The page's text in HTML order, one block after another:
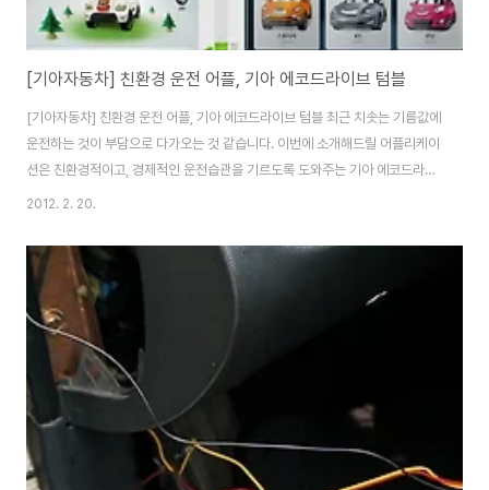
[기아자동차] 친환경 운전 어플, 기아 에코드라이브 텀블
[기아자동차] 친환경 운전 어플, 기아 에코드라이브 텀블 최근 치솟는 기름값에
운전하는 것이 부담으로 다가오는 것 같습니다. 이번에 소개해드릴 어플리케이
션은 친환경적이고, 경제적인 운전습관을 기르도록 도와주는 기아 에코드라이
브 텀블(Tumble) 안드로이드 스마트폰 애플리케이션입니다. 기아 자동차에
모전인 기아자동차 브랜드 애플리케이션 아이디어 공모전을 진행했었는데요.
당시 253개 팀이 경쟁했는데, 기아 에코드라이브 텀블(Tumble)이 당시 공모
전에서 우수작으로 선정되었고, 지난 1월 일반인을 비롯해 누구나 사용할 수 있
도록 출시했다고 합니다. 기아 에코드라이브 텀블(Tumble)의 특징은 특별한
연결장치 없이 누구나 쉽고 재미있..
2012. 2. 20.